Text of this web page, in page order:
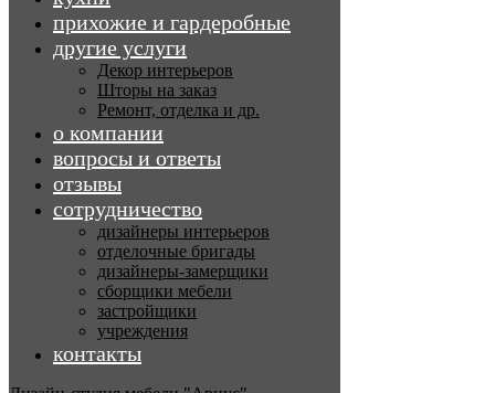
прихожие и гардеробные
другие услуги
Декор интерьеров
Шторы на заказ
Ремонт, отделка и др.
о компании
вопросы и ответы
отзывы
сотрудничество
дизайнеры интерьеров
отделочные бригады
дизайнеры-замерщики
сборщики мебели
застройщики
учреждения
контакты